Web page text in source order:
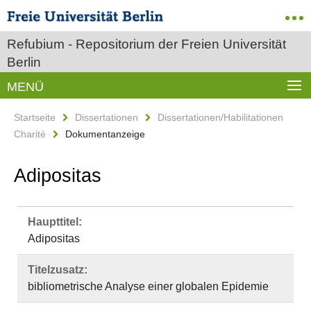
Refubium - Repositorium der Freien Universität
Berlin
MENÜ
Startseite Dissertationen
Dissertationen/Habilitationen
Charité
Dokumentanzeige
Adipositas
Haupttitel:
Adipositas
Titelzusatz:
bibliometrische Analyse einer globalen Epidemie